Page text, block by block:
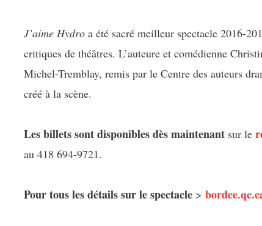
J’aime Hydro a été sacré meilleur spectacle 2016-
critiques de théâtres. L’auteure et comédienne
Michel-Tremblay, remis par le Centre des auteurs
créé à la scène.
Les billets sont disponibles dès maintenant sur le
au 418 694-9721.
Pour tous les détails sur le spectacle >